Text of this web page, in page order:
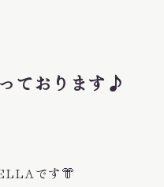
ております♪
です👘